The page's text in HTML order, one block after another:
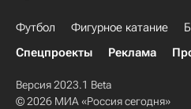
Футбол Фигурное катание
Спецпроекты
Реклама
Версия 2023.1 Beta
© 2026 МИА «Россия сегодня»